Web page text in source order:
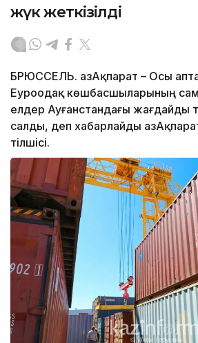
жүк жеткізілді
БРЮССЕЛЬ. ҚазАқпарат – Осы
Еуроодақ көшбасшыларының
елдер Ауғанстандағы жағдайды
салды, деп хабарлайды
тілшісі.